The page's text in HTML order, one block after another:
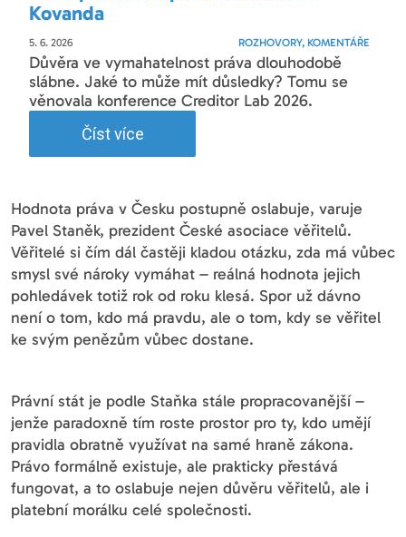
Kovanda
5. 6. 2026 ROZHOVORY, KOMENTÁŘE
Důvěra ve vymahatelnost práva dlouhodobě
slábne. Jaké to může mít důsledky? Tomu se
věnovala konference Creditor Lab 2026.
Číst více
Hodnota práva v Česku postupně oslabuje, varuje
Pavel Staněk, prezident České asociace věřitelů.
Věřitelé si čím dál častěji kladou otázku, zda má vůbec
smysl své nároky vymáhat – reálná hodnota jejich
pohledávek totiž rok od roku klesá. Spor už dávno
není o tom, kdo má pravdu, ale o tom, kdy se věřitel
ke svým penězům vůbec dostane.
Právní stát je podle Staňka stále propracovanější –
jenže paradoxně tím roste prostor pro ty, kdo umějí
pravidla obratně využívat na samé hraně zákona.
Právo formálně existuje, ale prakticky přestává
fungovat, a to oslabuje nejen důvěru věřitelů, ale i
platební morálku celé společnosti.